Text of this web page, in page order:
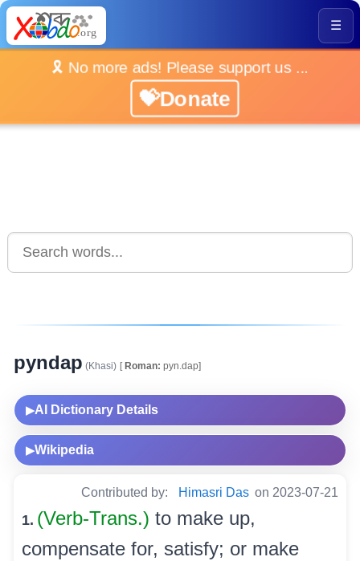
☰
🎗️ No more ads! Please support us ...
💝Donate
pyndap (Khasi) [Roman: pyn.dap]
▶AI Dictionary Details
▶Wikipedia
Contributed by: Himasri Das on 2023-07-21
1. (Verb-Trans.) to make up,
compensate for, satisfy; or make